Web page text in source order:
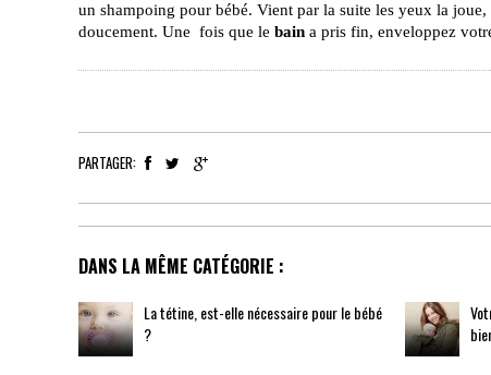
un shampoing pour bébé. Vient par la suite les yeux la
doucement. Une fois que le bain a pris fin, enveloppez
PARTAGER:
DANS LA MÊME CATÉGORIE :
La tétine, est-elle nécessaire pour le bébé
?